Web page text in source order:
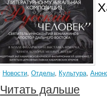
Новости, Отделы, Культура,
Читать дальше